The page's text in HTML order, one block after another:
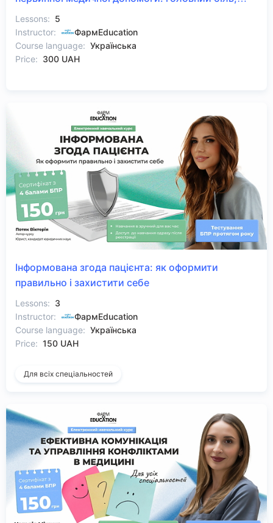
порушення сну та запаморочення
Lessons: 5
Instructor:
ФармEducation
Course language: Українська
Price: 300 UAH
Інформована згода пацієнта: як оформити
правильно і захистити себе
Lessons: 3
Instructor:
ФармEducation
Course language: Українська
Price: 150 UAH
Для всіх спеціальностей